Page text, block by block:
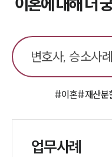
상간
이
#이혼#재산분
업무사례